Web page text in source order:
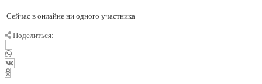
Сейчас в онлайне ни одного участника
Поделиться: